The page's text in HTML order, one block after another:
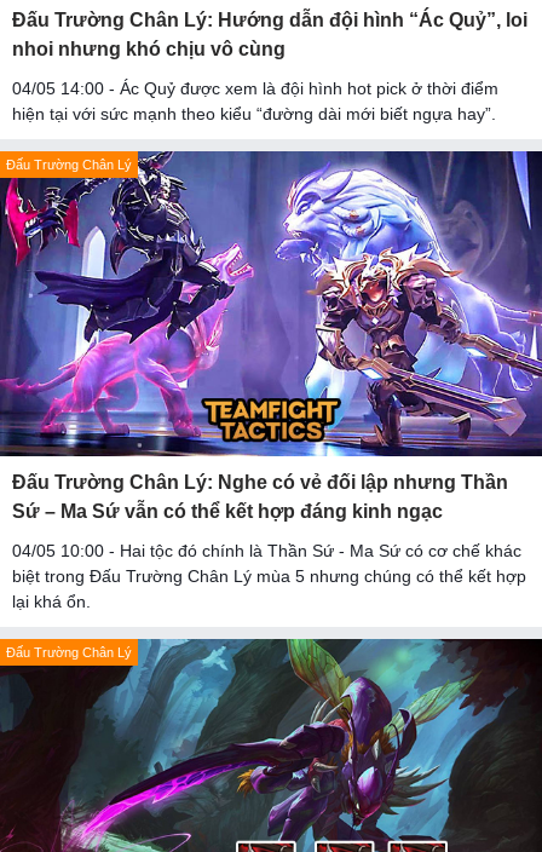
Đấu Trường Chân Lý: Hướng dẫn đội hình “Ác Quỷ”, loi
nhoi nhưng khó chịu vô cùng
04/05 14:00 - Ác Quỷ được xem là đội hình hot pick ở thời điểm
hiện tại với sức mạnh theo kiểu “đường dài mới biết ngựa hay”.
Đấu Trường Chân Lý
Đấu Trường Chân Lý: Nghe có vẻ đối lập nhưng Thần
Sứ – Ma Sứ vẫn có thể kết hợp đáng kinh ngạc
04/05 10:00 - Hai tộc đó chính là Thần Sứ - Ma Sứ có cơ chế khác
biệt trong Đấu Trường Chân Lý mùa 5 nhưng chúng có thể kết hợp
lại khá ổn.
Đấu Trường Chân Lý